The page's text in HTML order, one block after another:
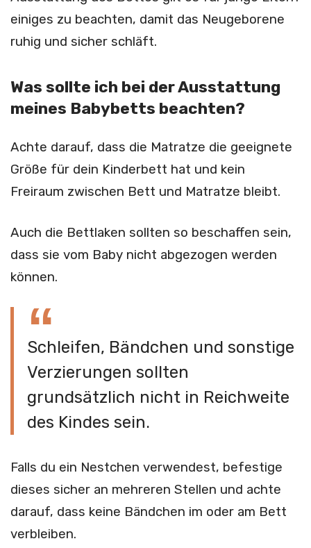
einiges zu beachten, damit das Neugeborene
ruhig und sicher schläft.
Was sollte ich bei der Ausstattung
meines Babybetts beachten?
Achte darauf, dass die Matratze die geeignete
Größe für dein Kinderbett hat und kein
Freiraum zwischen Bett und Matratze bleibt.
Auch die Bettlaken sollten so beschaffen sein,
dass sie vom Baby nicht abgezogen werden
können.
Schleifen, Bändchen und sonstige
Verzierungen sollten
grundsätzlich nicht in Reichweite
des Kindes sein.
Falls du ein Nestchen verwendest, befestige
dieses sicher an mehreren Stellen und achte
darauf, dass keine Bändchen im oder am Bett
verbleiben.